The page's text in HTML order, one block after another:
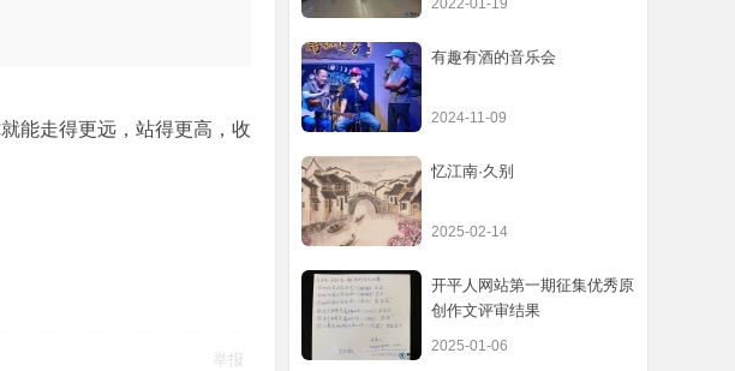
能走得更远，站得更高，收
举报
2022-01-19
有趣有酒的音乐会
2024-11-09
忆江南·久别
2025-02-14
开平人网站第一期征集优秀原
创作文评审结果
2025-01-06